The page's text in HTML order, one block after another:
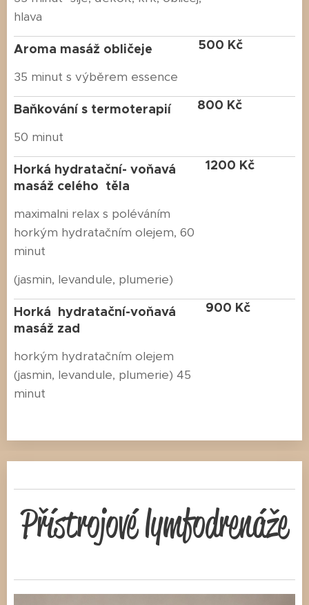
hlava
Aroma masáž obličeje
35 minut s výběrem essence
500 Kč
Baňkování s termoterapií
50 minut
800 Kč
Horká hydratační- voňavá
masáž celého těla
maximalni relax s poléváním
horkým hydratačním olejem, 60
minut
(jasmin, levandule, plumerie)
1200 Kč
Horká hydratační-voňavá
masáž zad
horkým hydratačním olejem
(jasmin, levandule, plumerie) 45
minut
900 Kč
Přístrojové lymfodrenáže